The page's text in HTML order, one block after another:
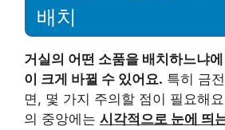
배치
거실의 어떤 소품을 배치하느냐
이 크게 바뀔 수 있어요. 특히 금
면, 몇 가지 주의할 점이 필요해
의 중앙에는 시각적으로 눈에 띄